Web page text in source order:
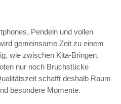
Pendeln und vollen
gemeinsame Zeit zu einem
wie zwischen Kita-Bringen,
nur noch Bruchstücke
schafft deshalb Raum
besondere Momente.